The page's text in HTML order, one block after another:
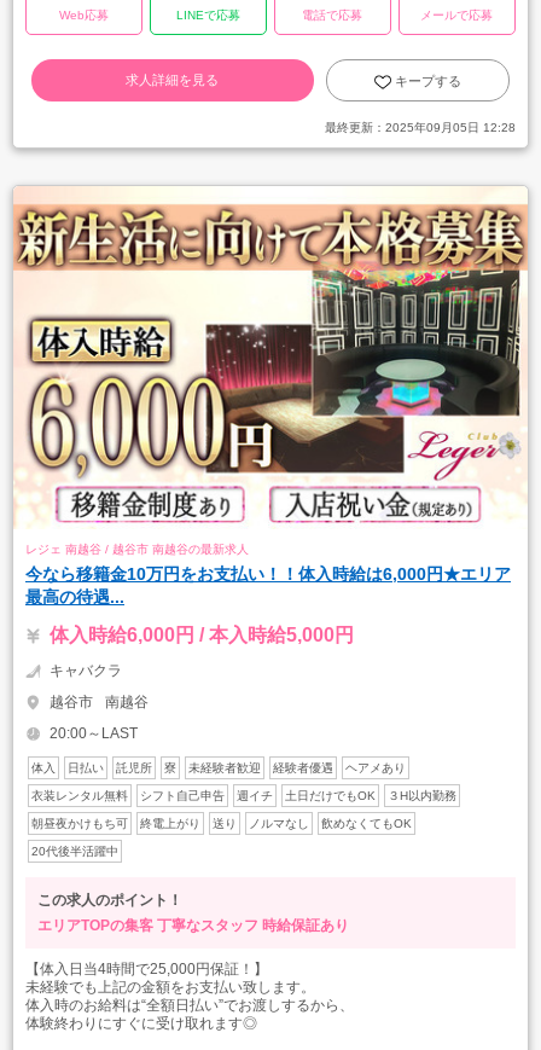
Web応募 LINEで応募 電話で応募 メールで応募
求人詳細を見る キープする
最終更新： 2025年09月05日 12:28
レジェ 南越谷 / 越谷市 南越谷の最新求人
今なら移籍金10万円をお支払い！！体入時給は6,000円★エリア
最高の待遇...
体入時給6,000円 / 本入時給5,000円
キャバクラ
越谷市
南越谷
20:00～LAST
体入 日払い 託児所 寮 未経験者歓迎 経験者優遇 ヘアメあり
衣装レンタル無料 シフト自己申告 週イチ 土日だけでもOK ３H以内勤務
朝昼夜かけもち可 終電上がり 送り ノルマなし 飲めなくてもOK
20代後半活躍中
この求人のポイント！
エリアTOPの集客 丁寧なスタッフ 時給保証あり
【体入日当4時間で25,000円保証！】
未経験でも上記の金額をお支払い致します。
体入時のお給料は“全額日払い”でお渡しするから、
体験終わりにすぐに受け取れます◎